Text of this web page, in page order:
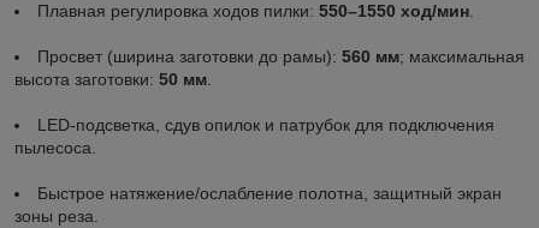
Плавная регулировка ходов пилки: 550–1550 ход/мин.
Просвет (ширина заготовки до рамы): 560 мм; максимальная
высота заготовки: 50 мм.
LED‑подсветка, сдув опилок и патрубок для подключения
пылесоса.
Быстрое натяжение/ослабление полотна, защитный экран
зоны реза.